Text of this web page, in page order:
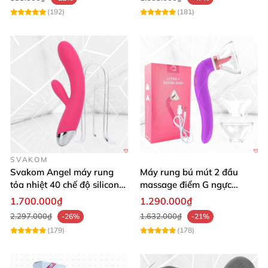
Máy massage Lovense Ferri gắn quần lót rung điểm G điều
khiển app
Máy massage Lovense Ferri gắn quần lót rung điểm G điều
khiển app
(192)
(181)
SVAKOM
Svakom Angel máy rung
tỏa nhiệt 40 chế độ silicon
mềm mịn
1.700.000₫
2.297.000₫
-26%
(179)
Máy rung bú mút 2 đầu
massage điểm G ngực
silicon y tế mềm mại
1.290.000₫
1.632.000₫
-21%
(178)